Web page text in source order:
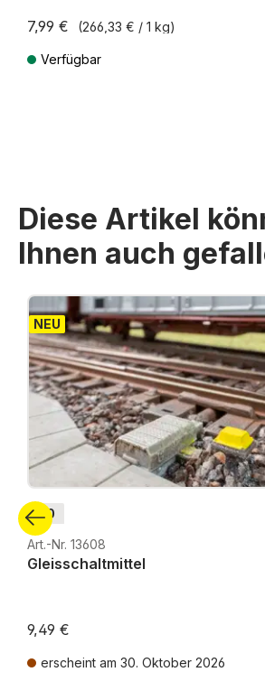
7,99 € (266,33 € / 1 kg)
Verfügbar
Diese Artikel
Ihnen auch
Produktgalerie überspringen
NEU
H0
Art.-Nr. 13608
Gleisschaltmittel
9,49 €
erscheint am 30. Oktober 2026